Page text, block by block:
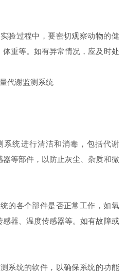
过程中，要密切观察动物的健
重等。如有异常情况，应及时处
统进行清洁和消毒，包括代谢
等部件，以防止灰尘、杂质和微
各个部件是否正常工作，如氧
器、温度传感器等。如有故障或
统的软件，以确保系统的功能